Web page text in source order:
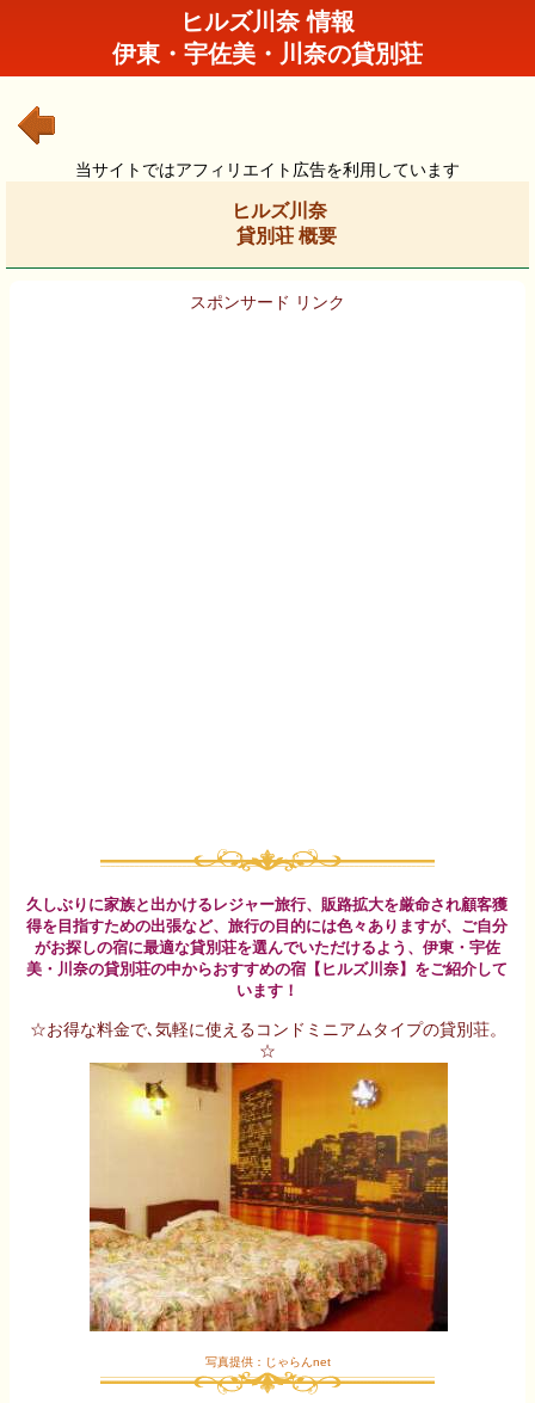
ヒルズ川奈 情報
伊東・宇佐美・川奈の貸別荘
当サイトではアフィリエイト広告を利用しています
ヒルズ川奈
貸別荘 概要
スポンサード リンク
久しぶりに家族と出かけるレジャー旅行、販路拡大を厳命され顧客獲
得を目指すための出張など、旅行の目的には色々ありますが、ご自分
がお探しの宿に最適な貸別荘を選んでいただけるよう、伊東・宇佐
美・川奈の貸別荘の中からおすすめの宿【ヒルズ川奈】をご紹介して
います！
☆お得な料金で､気軽に使えるコンドミニアムタイプの貸別荘。
☆
写真提供：じゃらんnet